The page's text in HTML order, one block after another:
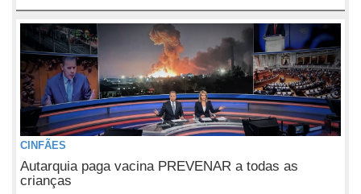
CINFÃES
Autarquia paga vacina PREVENAR a todas as
crianças